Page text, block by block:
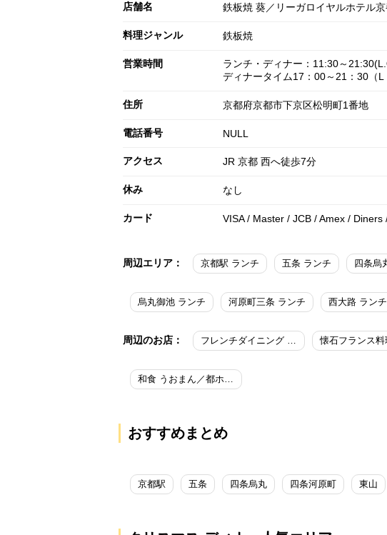
店舗名 鉄板焼 葵／リーガロイヤルホテル
料理ジャンル 鉄板焼
営業時間
ランチ・ディナー：11:30～
ディナータイム17：00～21：30（
住所 京都府京都市下京区松明町1番地
電話番号 NULL
アクセス JR 京都 西へ徒歩7分
休み なし
カード VISA / Master / JCB / Amex /
周辺エリア： 京都駅 ランチ 五条 ランチ 四条烏
烏丸御池 ランチ 河原町三条 ランチ 西大路 ランチ
周辺のお店： フレンチダイニング トップ オブ キョウト／リーガロイヤルホテル京都
和食 うおまん／都ホテル 京都八条
おすすめまとめ
京都駅 五条 四条烏丸 四条河原町 東山